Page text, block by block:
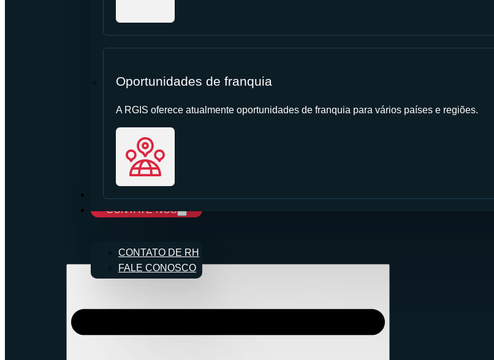
Oportunidades de franquia
A RGIS oferece atualmente oportunidades de franquia para vários países e regiões.
CARREIRAS
CONTATE-NOS
CONTATO DE RH
FALE CONOSCO